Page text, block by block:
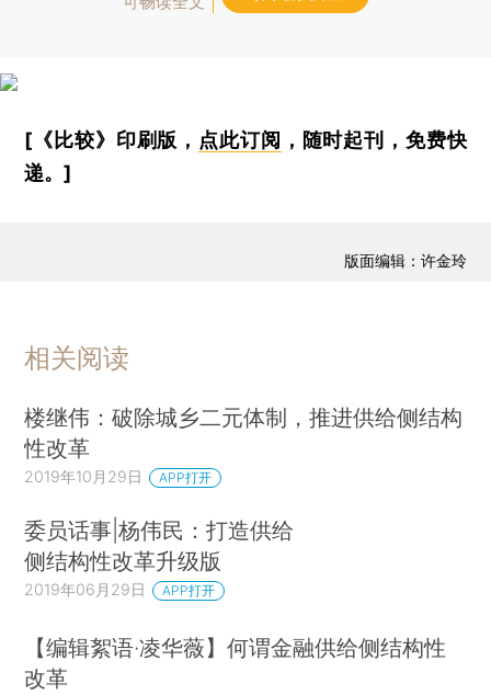
[《比较》印刷版， 点此订阅 ，随时起刊，免费快
递。]
版面编辑：许金玲
相关阅读
楼继伟：破除城乡二元体制，推进供给侧结构
性改革
2019年10月29日 APP打开
委员话事|杨伟民：打造供给
侧结构性改革升级版
2019年06月29日 APP打开
【编辑絮语·凌华薇】何谓金融供给侧结构性
改革